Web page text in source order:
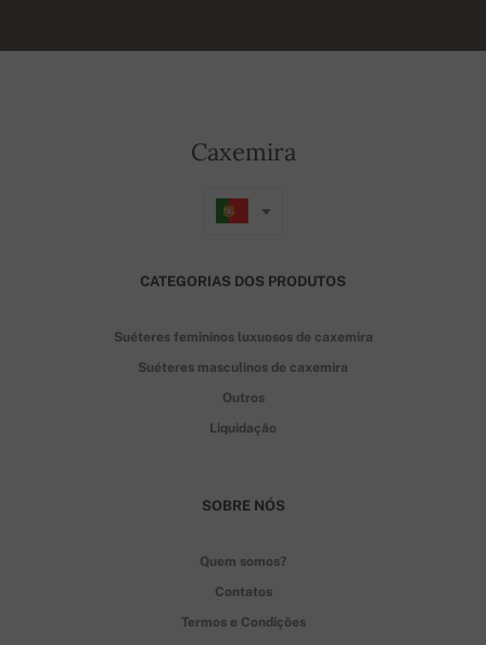
Caxemira
CATEGORIAS DOS PRODUTOS
Suéteres femininos luxuosos de caxemira
Suéteres masculinos de caxemira
Outros
Liquidação
SOBRE NÓS
Quem somos?
Contatos
Termos e Condições